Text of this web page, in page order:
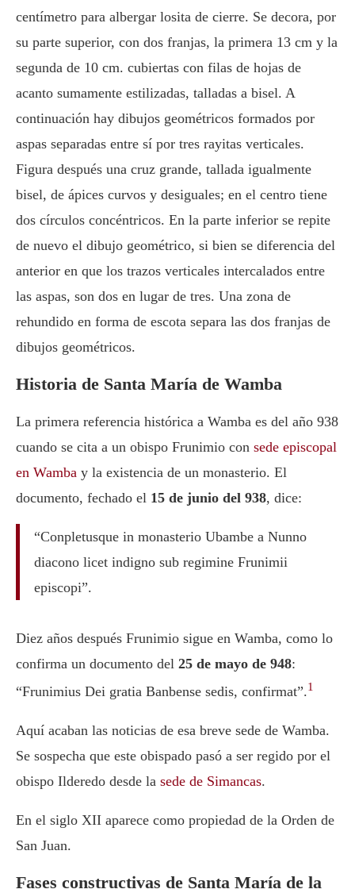
centímetro para albergar losita de cierre. Se decora, por
su parte superior, con dos franjas, la primera 13 cm y la
segunda de 10 cm. cubiertas con filas de hojas de
acanto sumamente estilizadas, talladas a bisel. A
continuación hay dibujos geométricos formados por
aspas separadas entre sí por tres rayitas verticales.
Figura después una cruz grande, tallada igualmente
bisel, de ápices curvos y desiguales; en el centro tiene
dos círculos concéntricos. En la parte inferior se repite
de nuevo el dibujo geométrico, si bien se diferencia del
anterior en que los trazos verticales intercalados entre
las aspas, son dos en lugar de tres. Una zona de
rehundido en forma de escota separa las dos franjas de
dibujos geométricos.
Historia de Santa María de Wamba
La primera referencia histórica a Wamba es del año 938
cuando se cita a un obispo Frunimio con sede episcopal
en Wamba y la existencia de un monasterio. El
documento, fechado el 15 de junio del 938, dice:
“Conpletusque in monasterio Ubambe a Nunno
diacono licet indigno sub regimine Frunimii
episcopi”.
Diez años después Frunimio sigue en Wamba, como lo
confirma un documento del 25 de mayo de 948:
“Frunimius Dei gratia Banbense sedis, confirmat”.1
Aquí acaban las noticias de esa breve sede de Wamba.
Se sospecha que este obispado pasó a ser regido por el
obispo Ilderedo desde la sede de Simancas.
En el siglo XII aparece como propiedad de la Orden de
San Juan.
Fases constructivas de Santa María de la